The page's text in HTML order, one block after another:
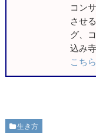
コン
させ
グ、
込み
こちら
生き方